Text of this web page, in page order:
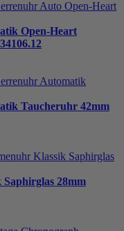
Open-Heart
Taucheruhr 42mm
Saphirglas 28mm